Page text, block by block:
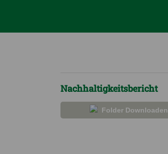
Nachhaltigkeitsbericht
Folder Downloaden